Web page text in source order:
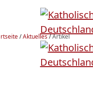
/Aktuelles/Artikel